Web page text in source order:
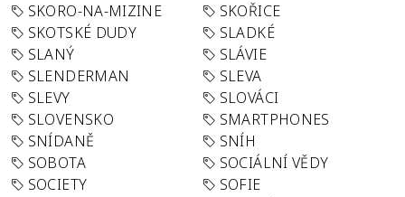
SKORO-NA-MIZINE
SKOŘICE
SKOTSKÉ DUDY
SLADKÉ
SLANÝ
SLÁVIE
SLENDERMAN
SLEVA
SLEVY
SLOVÁCI
SLOVENSKO
SMARTPHONES
SNÍDANĚ
SNÍH
SOBOTA
SOCIÁLNÍ VĚDY
SOCIETY
SOFIE